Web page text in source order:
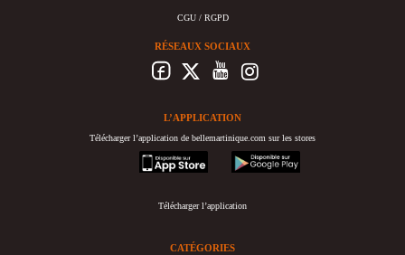
CGU / RGPD
RÉSEAUX SOCIAUX
L’APPLICATION
Télécharger l’application de bellemartinique.com sur les stores
appstore
googleplay
Télécharger l’application
CATÉGORIES